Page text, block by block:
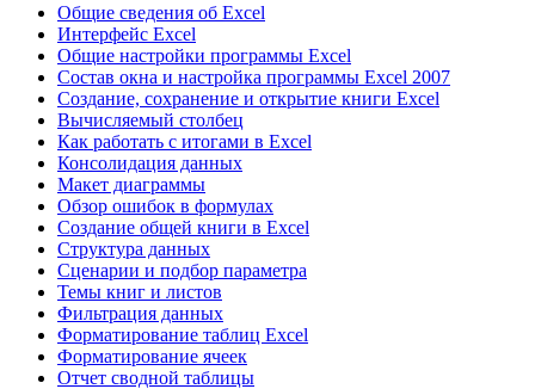
Общие сведения об Excel
Интерфейс Excel
Общие настройки программы Excel
Состав окна и настройка программы Excel 2007
Создание, сохранение и открытие книги Excel
Вычисляемый столбец
Как работать с итогами в Excel
Консолидация данных
Макет диаграммы
Обзор ошибок в формулах
Создание общей книги в Excel
Структура данных
Сценарии и подбор параметра
Темы книг и листов
Фильтрация данных
Форматирование таблиц Excel
Форматирование ячеек
Отчет сводной таблицы